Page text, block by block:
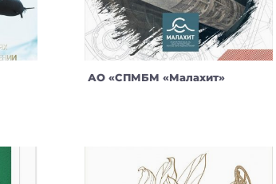
АО «СПМБМ «Малахит»